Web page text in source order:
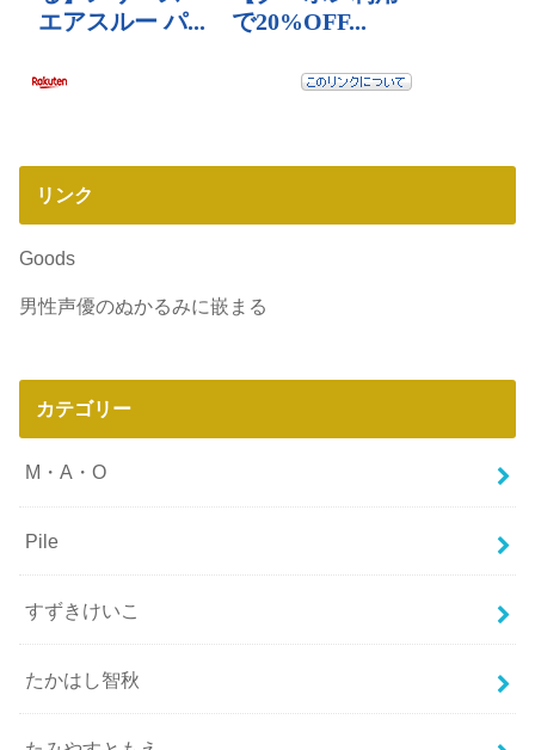
リンク
Goods
男性声優のぬかるみに嵌まる
カテゴリー
M・A・O
Pile
すずきけいこ
たかはし智秋